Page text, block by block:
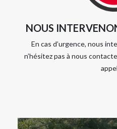
NOUS
En cas d’urgence, nous
n’hésitez pas à nous